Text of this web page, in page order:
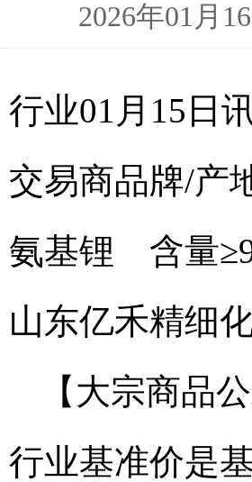
2026年01
行业01月15日
交易商品牌/产
氨基锂 含量
山东亿禾精细
【大宗商品
行业基准价是